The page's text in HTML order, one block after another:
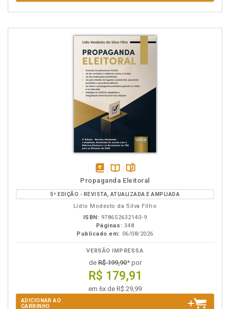
disponível
em
eBook
Disponível
na
B.V.
páginas
Propaganda Eleitoral
5ª EDIÇÃO - REVISTA, ATUALIZADA E AMPLIADA
Lídio Modesto da Silva Filho
ISBN: 978652632140-9
Páginas: 348
Publicado em: 06/08/2026
VERSÃO IMPRESSA
deR$ 199,90* por
R$ 179,91
em 6x de R$ 29,99
ADICIONAR AO
CARRINHO